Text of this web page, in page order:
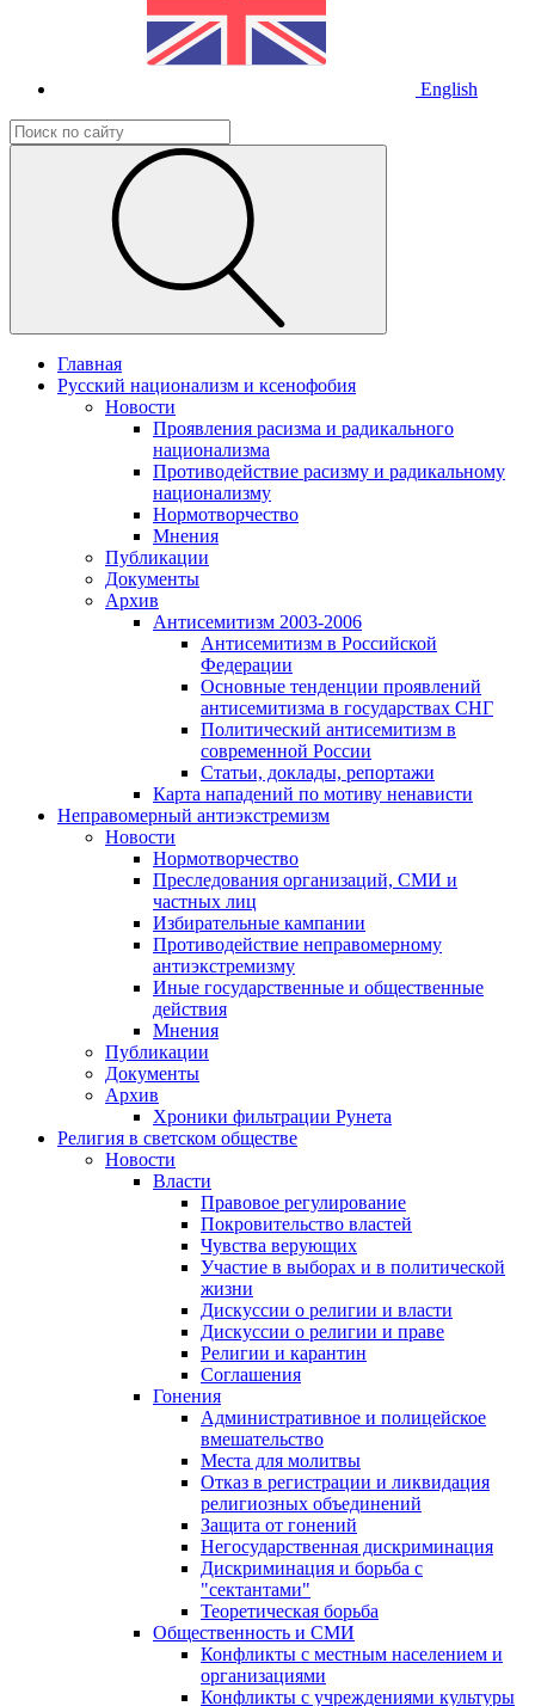
English
Главная
Русский национализм и ксенофобия
Новости
Проявления расизма и радикального
национализма
Противодействие расизму и радикальному
национализму
Нормотворчество
Мнения
Публикации
Документы
Архив
Антисемитизм 2003-2006
Антисемитизм в Российской
Федерации
Основные тенденции проявлений
антисемитизма в государствах СНГ
Политический антисемитизм в
современной России
Статьи, доклады, репортажи
Карта нападений по мотиву ненависти
Неправомерный антиэкстремизм
Новости
Нормотворчество
Преследования организаций, СМИ и
частных лиц
Избирательные кампании
Противодействие неправомерному
антиэкстремизму
Иные государственные и общественные
действия
Мнения
Публикации
Документы
Архив
Хроники фильтрации Рунета
Религия в светском обществе
Новости
Власти
Правовое регулирование
Покровительство властей
Чувства верующих
Участие в выборах и в политической
жизни
Дискуссии о религии и власти
Дискуссии о религии и праве
Религии и карантин
Соглашения
Гонения
Административное и полицейское
вмешательство
Места для молитвы
Отказ в регистрации и ликвидация
религиозных объединений
Защита от гонений
Негосударственная дискриминация
Дискриминация и борьба с
"сектантами"
Теоретическая борьба
Общественность и СМИ
Конфликты с местным населением и
организациями
Конфликты с учреждениями культуры